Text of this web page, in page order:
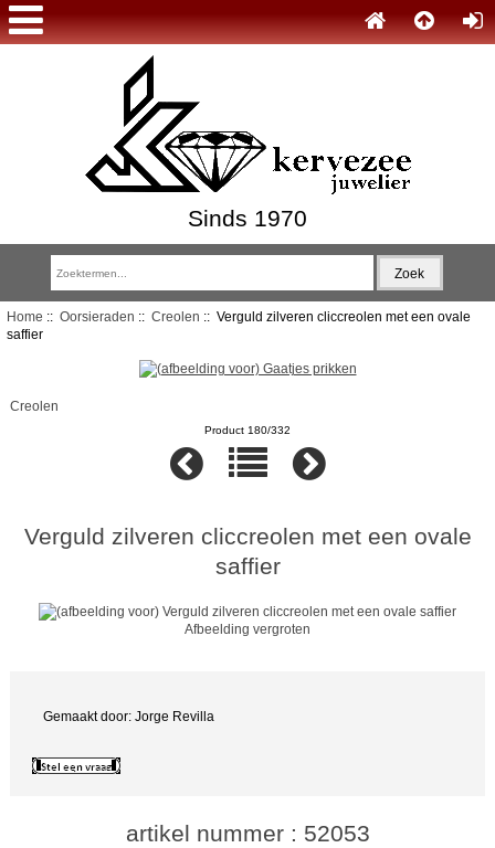
Sinds 1970
Home :: Oorsieraden :: Creolen :: Verguld zilveren cliccreolen met een ovale
saffier
Creolen
Product 180/332
Verguld zilveren cliccreolen met een ovale
saffier
Afbeelding vergroten
Gemaakt door: Jorge Revilla
artikel nummer : 52053